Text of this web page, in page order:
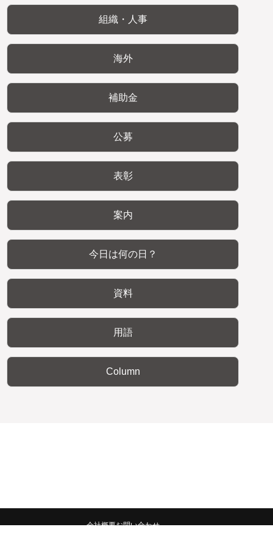
組織・人事
海外
補助金
公募
表彰
案内
今日は何の日？
資料
用語
Column
会社概要お問い合わせ